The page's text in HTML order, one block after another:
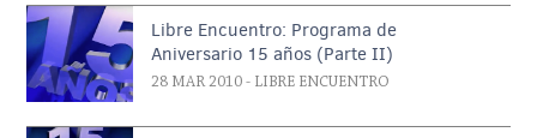
Libre Encuentro: Programa de
Aniversario 15 años (Parte II)
28 MAR 2010 - LIBRE ENCUENTRO